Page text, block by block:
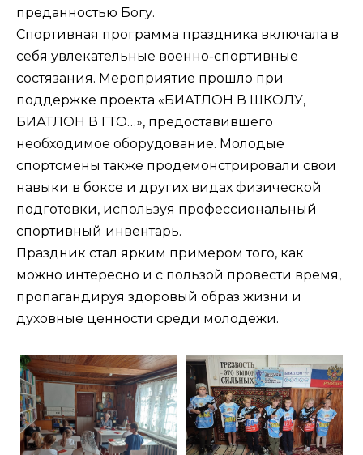
преданностью Богу.
Спортивная программа праздника включала в
себя увлекательные военно-спортивные
состязания. Мероприятие прошло при
поддержке проекта «БИАТЛОН В ШКОЛУ,
БИАТЛОН В ГТО…», предоставившего
необходимое оборудование. Молодые
спортсмены также продемонстрировали свои
навыки в боксе и других видах физической
подготовки, используя профессиональный
спортивный инвентарь.
Праздник стал ярким примером того, как
можно интересно и с пользой провести время,
пропагандируя здоровый образ жизни и
духовные ценности среди молодежи.